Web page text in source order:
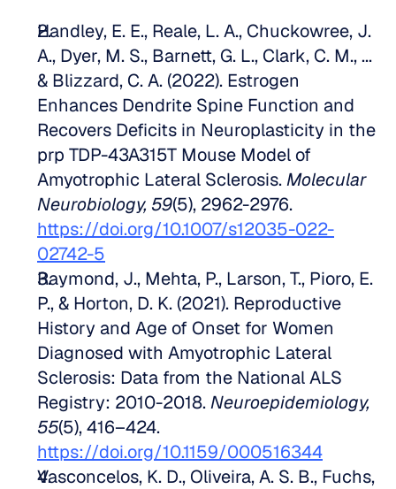
Handley, E. E., Reale, L. A., Chuckowree, J.
A., Dyer, M. S., Barnett, G. L., Clark, C. M., ...
& Blizzard, C. A. (2022). Estrogen
Enhances Dendrite Spine Function and
Recovers Deficits in Neuroplasticity in the
prp TDP-43A315T Mouse Model of
Amyotrophic Lateral Sclerosis. Molecular
Neurobiology, 59
https://doi.org/10.1007/s12035-022-
02742-5
Raymond, J., Mehta, P., Larson, T., Pioro, E.
P., & Horton, D. K. (2021). Reproductive
History and Age of Onset for Women
Diagnosed with Amyotrophic Lateral
Sclerosis: Data from the National ALS
Registry: 2010-2018. Neuroepidemiology,
55
https://doi.org/10.1159/000516344
Vasconcelos, K. D., Oliveira, A. S. B., Fuchs,